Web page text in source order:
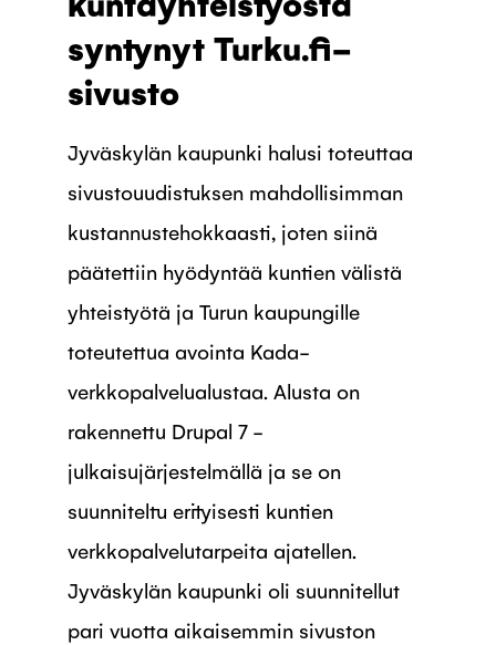
syntynyt Turku.fi-
sivusto
Jyväskylän kaupunki halusi toteuttaa
sivustouudistuksen mahdollisimman
kustannustehokkaasti, joten siinä
päätettiin hyödyntää kuntien välistä
yhteistyötä ja Turun kaupungille
toteutettua avointa Kada-
verkkopalvelualustaa. Alusta on
rakennettu Drupal 7 -
julkaisujärjestelmällä ja se on
suunniteltu erityisesti kuntien
verkkopalvelutarpeita ajatellen.
Jyväskylän kaupunki oli suunnitellut
pari vuotta aikaisemmin sivuston